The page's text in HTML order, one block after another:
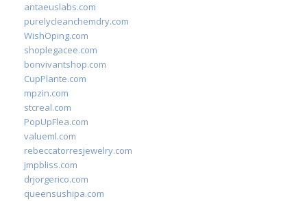
antaeuslabs.com
purelycleanchemdry.com
WishOping.com
shoplegacee.com
bonvivantshop.com
CupPlante.com
mpzin.com
stcreal.com
PopUpFlea.com
valueml.com
rebeccatorresjewelry.com
jmpbliss.com
drjorgerico.com
queensushipa.com